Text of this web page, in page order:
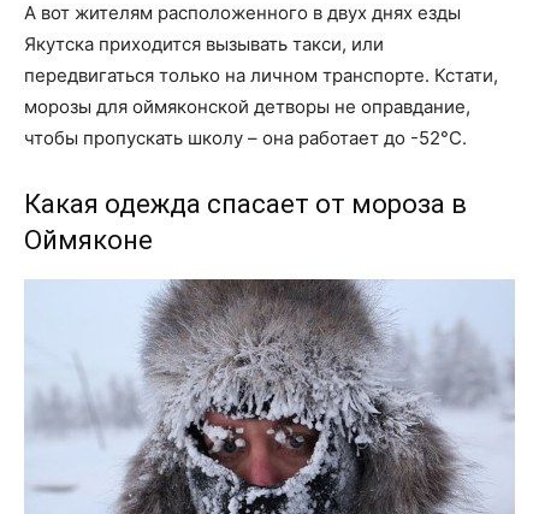
А вот жителям расположенного в двух днях езды
Якутска приходится вызывать такси, или
передвигаться только на личном транспорте. Кстати,
морозы для оймяконской детворы не оправдание,
чтобы пропускать школу – она работает до -52°C.
Какая одежда спасает от мороза в
Оймяконе